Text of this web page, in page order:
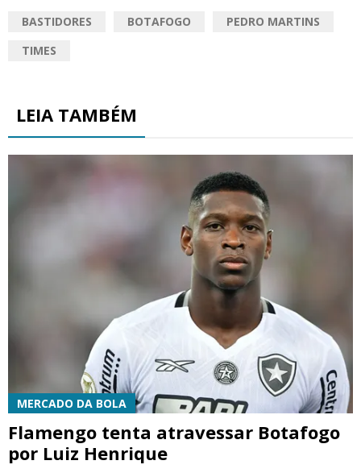
BASTIDORES BOTAFOGO
PEDRO MARTINS
TIMES
LEIA TAMBÉM
MERCADO DA BOLA
Flamengo tenta atravessar Botafogo
por Luiz Henrique